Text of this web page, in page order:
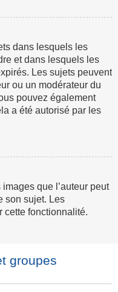
dans lesquels les
et dans lesquels les
Les sujets peuvent
ou un modérateur du
pouvez également
a été autorisé par les
que l’auteur peut
son sujet. Les
cette fonctionnalité.
groupes